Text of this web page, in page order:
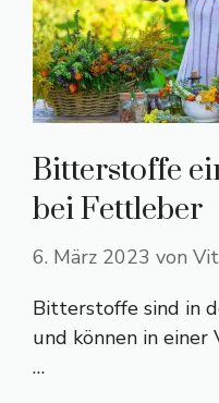
Bitterstoffe
bei Fettleber
6. März 2023 von
Bitterstoffe sind in
und können in einer
…